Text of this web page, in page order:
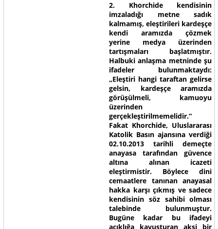
2. Khorchide kendisinin
imzaladığı metne sadık
kalmamış, eleştirileri kardeşçe
kendi aramızda çözmek
yerine medya üzerinden
tartışmaları başlatmıştır.
Halbuki anlaşma metninde şu
ifadeler bulunmaktaydı:
„Eleştiri hangi taraftan gelirse
gelsin, kardeşçe aramızda
görüşülmeli, kamuoyu
üzerinden
gerçekleştirilmemelidir.“
Fakat Khorchide, Uluslararası
Katolik Basın ajansına verdiği
02.10.2013 tarihli demeçte
anayasa tarafından güvence
altına alınan icazeti
eleştirmistir. Böylece dini
cemaatlere tanınan anayasal
hakka karşı çıkmış ve sadece
kendisinin söz sahibi olması
talebinde bulunmuştur.
Bugüne kadar bu ifadeyi
açıklığa kavuşturan aksi bir